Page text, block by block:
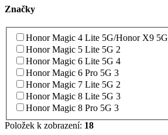
Značky
Honor Magic 4 Lite 5G/Honor X9 5G
Honor Magic 5 Lite 5G 2
Honor Magic 6 Lite 5G 4
Honor Magic 6 Pro 5G 3
Honor Magic 7 Lite 5G 2
Honor Magic 8 Lite 5G 3
Honor Magic 8 Pro 5G 3
Položek k zobrazení: 18